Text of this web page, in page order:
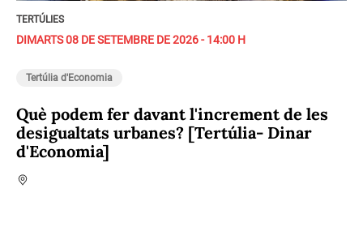
TERTÚLIES
DIMARTS 08 DE SETEMBRE DE 2026 - 14:00 H
Tertúlia d'Economia
Què podem fer davant l'increment de les
desigualtats urbanes? [Tertúlia- Dinar
d'Economia]